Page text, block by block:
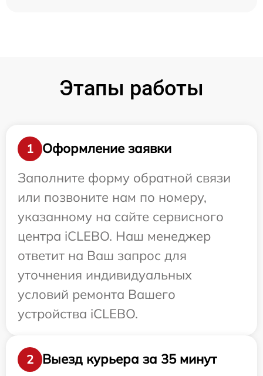
Этапы работы
1
Оформление заявки
Заполните форму обратной связи
или позвоните нам по номеру,
указанному на сайте сервисного
центра iCLEBO. Наш менеджер
ответит на Ваш запрос для
уточнения индивидуальных
условий ремонта Вашего
устройства iCLEBO.
2 Выезд курьера за 35 минут